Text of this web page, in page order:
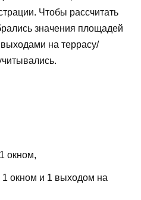
Чтобы рассчитать
значения площадей
на террасу/
окном,
1 окном и 1 выходом на